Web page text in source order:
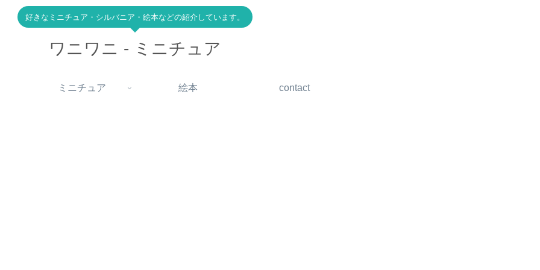
好きなミニチュア・シルバニア・絵本などの紹介しています。
ワニワニ - ミニチュア
ミニチュア 絵本 contact